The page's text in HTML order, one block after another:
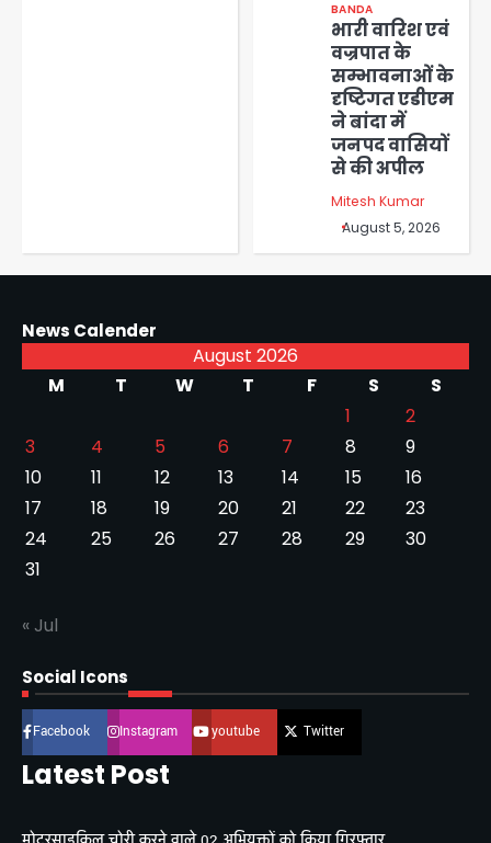
BANDA
भारी वारिश एवं
वज्रपात के
सम्भावनाओं के
दृष्टिगत एडीएम
ने बांदा में
जनपद वासियों
से की अपील
Mitesh Kumar
August 5, 2026
News Calender
August 2026
M
T W T F S
S
1
2
3
4 5 6 7 8
9
10
11 12 13 14 15
16
17
18 19 20 21 22
23
24
25 26 27 28 29
30
31
« Jul
Social Icons
Facebook Instagram youtube Twitter
Latest Post